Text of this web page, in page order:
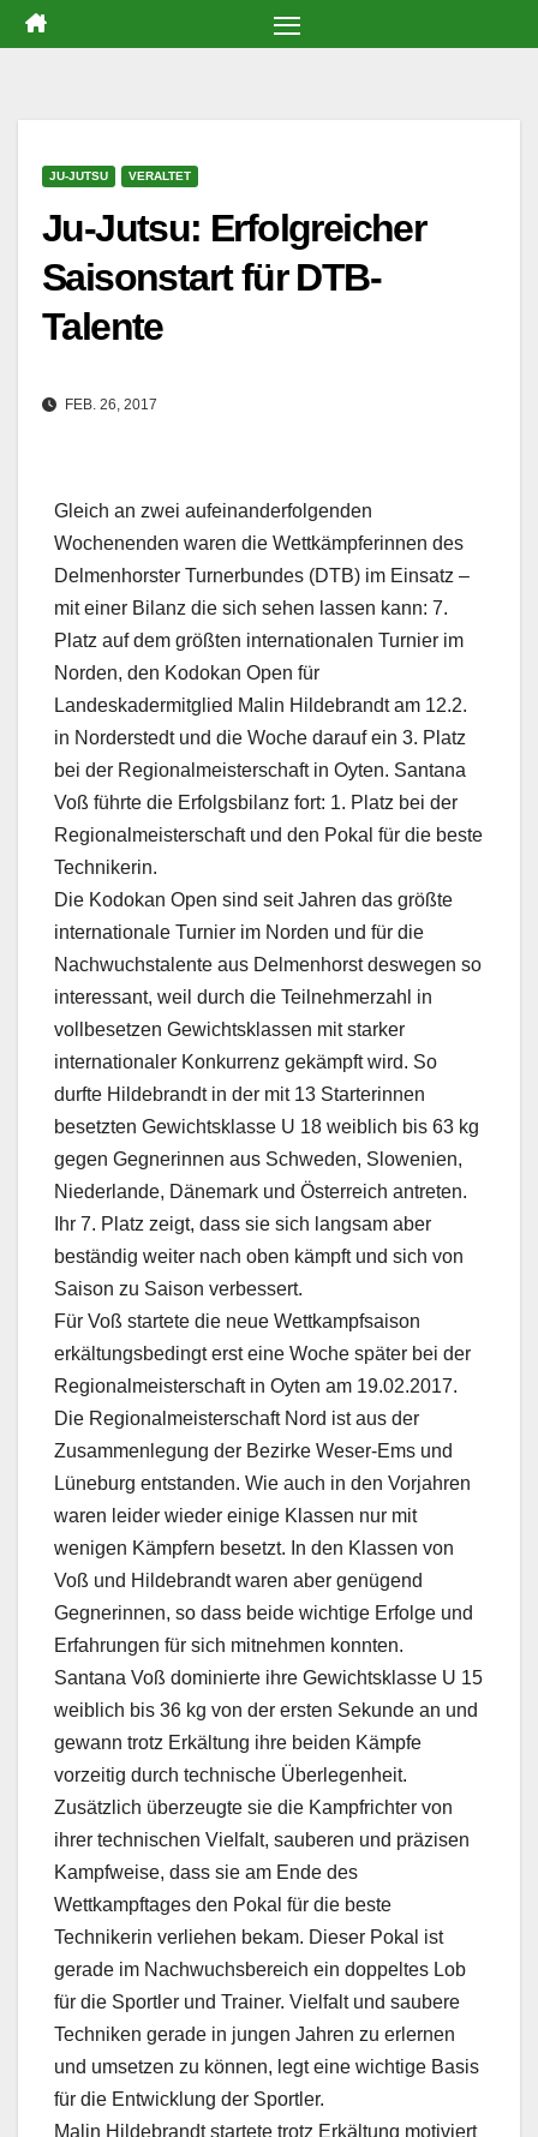
Zum
Inhalt
JU-JUTSU VERALTET
Ju-Jutsu: Erfolgreicher
Saisonstart für DTB-
Talente
FEB. 26, 2017
Gleich an zwei aufeinanderfolgenden
Wochenenden waren die Wettkämpferinnen des
Delmenhorster Turnerbundes (DTB) im Einsatz –
mit einer Bilanz die sich sehen lassen kann: 7.
Platz auf dem größten internationalen Turnier im
Norden, den Kodokan Open für
Landeskadermitglied Malin Hildebrandt am 12.2.
in Norderstedt und die Woche darauf ein 3. Platz
bei der Regionalmeisterschaft in Oyten. Santana
Voß führte die Erfolgsbilanz fort: 1. Platz bei der
Regionalmeisterschaft und den Pokal für die beste
Technikerin.
Die Kodokan Open sind seit Jahren das größte
internationale Turnier im Norden und für die
Nachwuchstalente aus Delmenhorst deswegen so
interessant, weil durch die Teilnehmerzahl in
vollbesetzen Gewichtsklassen mit starker
internationaler Konkurrenz gekämpft wird. So
durfte Hildebrandt in der mit 13 Starterinnen
besetzten Gewichtsklasse U 18 weiblich bis 63 kg
gegen Gegnerinnen aus Schweden, Slowenien,
Niederlande, Dänemark und Österreich antreten.
Ihr 7. Platz zeigt, dass sie sich langsam aber
beständig weiter nach oben kämpft und sich von
Saison zu Saison verbessert.
Für Voß startete die neue Wettkampfsaison
erkältungsbedingt erst eine Woche später bei der
Regionalmeisterschaft in Oyten am 19.02.2017.
Die Regionalmeisterschaft Nord ist aus der
Zusammenlegung der Bezirke Weser-Ems und
Lüneburg entstanden. Wie auch in den Vorjahren
waren leider wieder einige Klassen nur mit
wenigen Kämpfern besetzt. In den Klassen von
Voß und Hildebrandt waren aber genügend
Gegnerinnen, so dass beide wichtige Erfolge und
Erfahrungen für sich mitnehmen konnten.
Santana Voß dominierte ihre Gewichtsklasse U 15
weiblich bis 36 kg von der ersten Sekunde an und
gewann trotz Erkältung ihre beiden Kämpfe
vorzeitig durch technische Überlegenheit.
Zusätzlich überzeugte sie die Kampfrichter von
ihrer technischen Vielfalt, sauberen und präzisen
Kampfweise, dass sie am Ende des
Wettkampftages den Pokal für die beste
Technikerin verliehen bekam. Dieser Pokal ist
gerade im Nachwuchsbereich ein doppeltes Lob
für die Sportler und Trainer. Vielfalt und saubere
Techniken gerade in jungen Jahren zu erlernen
und umsetzen zu können, legt eine wichtige Basis
für die Entwicklung der Sportler.
Malin Hildebrandt startete trotz Erkältung motiviert